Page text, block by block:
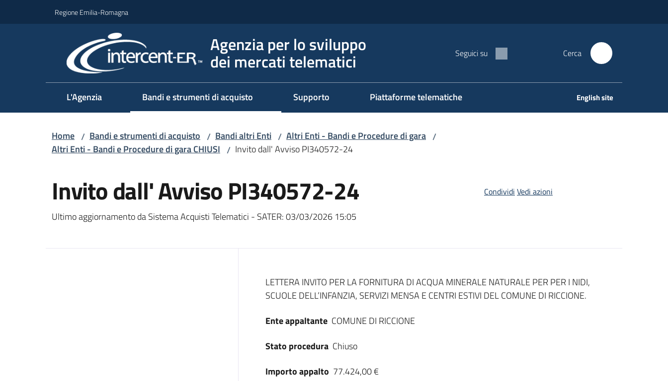
Regione Emilia-Romagna
Agenzia per lo sviluppo
dei mercati telematici Seguici su Cerca
L'Agenzia Bandi e strumenti di acquisto Supporto Piattaforme telematiche English site
Home / Bandi e strumenti di acquisto / Bandi altri Enti / Altri Enti - Bandi e Procedure di gara /
Altri Enti - Bandi e Procedure di gara CHIUSI / Invito dall' Avviso PI340572-24
Invito dall' Avviso PI340572-24
Ultimo aggiornamento da Sistema Acquisti Telematici - SATER:03/03/2026 15:05
Condividi Vedi azioni
Dati del bando
LETTERA INVITO PER LA FORNITURA DI ACQUA MINERALE NATURALE PER PER I NIDI,
SCUOLE DELL’INFANZIA, SERVIZI MENSA E CENTRI ESTIVI DEL COMUNE DI RICCIONE.
Ente appaltante COMUNE DI RICCIONE
Stato procedura Chiuso
Importo appalto 77.424,00 €